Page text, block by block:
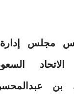
مجلس إدارة
بن